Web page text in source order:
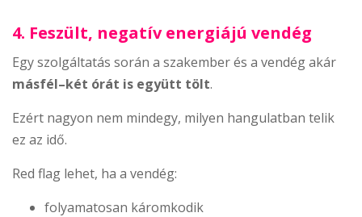
4. Feszült, negatív energiájú vendég
Egy szolgáltatás során a szakember és a vendég akár
másfél–két órát is együtt tölt.
Ezért nagyon nem mindegy, milyen hangulatban telik
ez az idő.
Red flag lehet, ha a vendég:
folyamatosan káromkodik